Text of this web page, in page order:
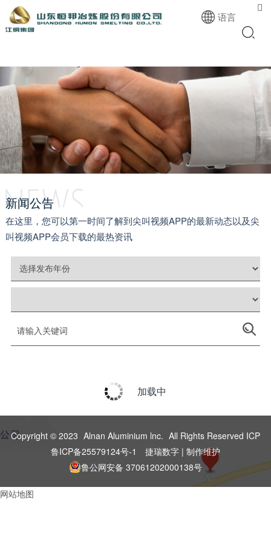

语言
新闻公告
在这里，您可以第一时间了解到尖叫视频APP的最新动态以及尖
叫视频APP会员下载的最热资讯
加载中
Copyright © 2023 Alnan Aluminium lnc. All Rights Reserved ICP
鲁ICP备25579124号-1
捷瑞数字 | 制作维护
鲁公网安备 37061202000138号
网站地图